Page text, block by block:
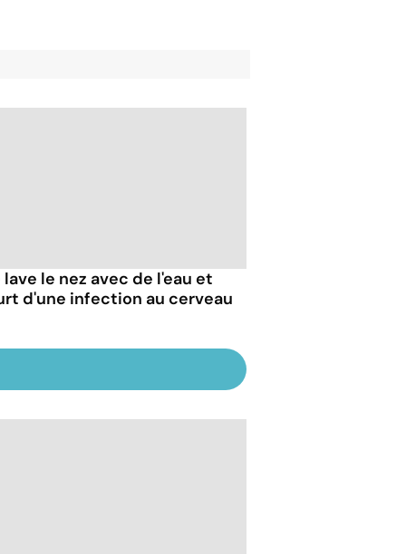
lave le nez avec de l'eau et
d'une infection au cerveau